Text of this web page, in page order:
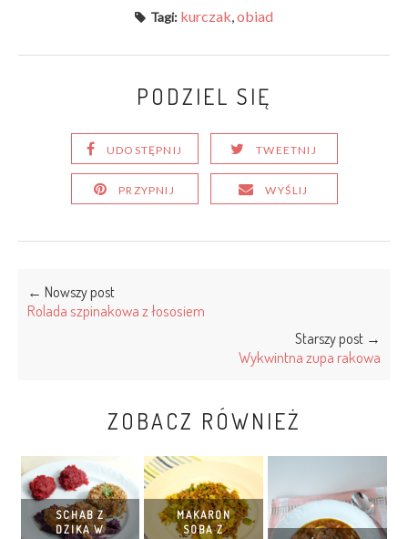
Tagi: kurczak obiad
PODZIEL SIĘ
UDOSTĘPNIJ TWEETNIJ
PRZYPNIJ WYŚLIJ
← Nowszy post
Rolada szpinakowa z łososiem
Starszy post →
Wykwintna zupa rakowa
ZOBACZ RÓWNIEŻ
SCHAB Z
DZIKA W
MAKARON
SOBA Z